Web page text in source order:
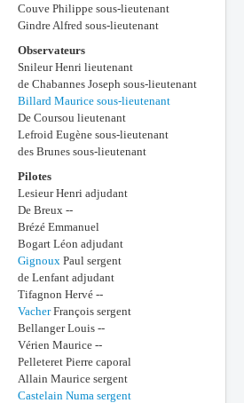
Couve Philippe sous-lieutenant
Gindre Alfred sous-lieutenant
Observateurs
Snileur Henri lieutenant
de Chabannes Joseph sous-lieutenant
Billard Maurice sous-lieutenant
De Coursou lieutenant
Lefroid Eugène sous-lieutenant
des Brunes sous-lieutenant
Pilotes
Lesieur Henri adjudant
De Breux --
Brézé Emmanuel
Bogart Léon adjudant
Gignoux Paul sergent
de Lenfant adjudant
Tifagnon Hervé --
VacherFrançois sergent
Bellanger Louis --
Vérien Maurice --
Pelleteret Pierre caporal
Allain Maurice sergent
Castelain Numa sergent